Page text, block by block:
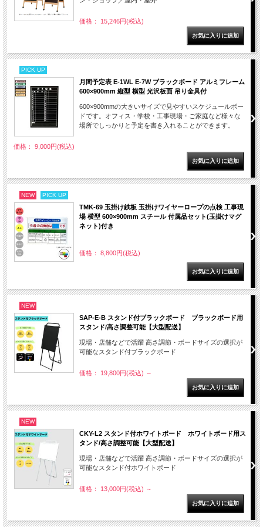
価格： 15,246円(税込)
PICK UP
月間予定表 E-1WL E-7W ブラックボード アルミフレーム
600×900mm 縦型 横型 光沢板面 吊り金具付
600×900mmの大きいサイズで見やすいスケジュールボー
ドです。オフィス・学校・工事現場・ご家庭など様々な
場所でしっかりと予定を書き入れることができます。
価格： 9,000円(税込)
NEW PICK UP
TMK-69 玉掛け鉄板 玉掛けワイヤーロープの点検 工事現
場 横型 600×900mm スチール 付属品セット(玉掛けマグ
ネット)付き
価格： 8,800円(税込)
NEW
SAP-E-B スタンド付ブラックボード ブラックボード用
スタンド/高さ調整可能【大型配送】
現場・店舗などで活躍 高さ調節・ボードサイズの選択が
可能なスタンド付ブラックボード
価格： 19,800円(税込) ～
NEW
CKY-L2 スタンド付ホワイトボード ホワイトボード用ス
タンド/高さ調整可能【大型配送】
現場・店舗などで活躍 高さ調節・ボードサイズの選択が
可能なスタンド付ホワイトボード
価格： 13,000円(税込) ～